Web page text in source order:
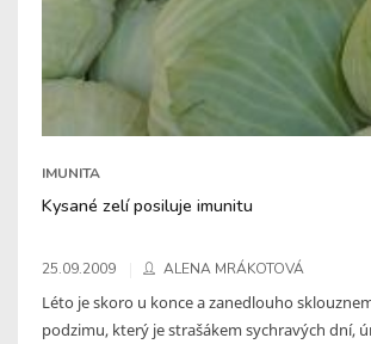
IMUNITA
Kysané zelí posiluje imunitu
25.09.2009 ALENA MRÁKOTOVÁ
Léto je skoro u konce a zanedlouho
podzimu, který je strašákem sychravých dní,